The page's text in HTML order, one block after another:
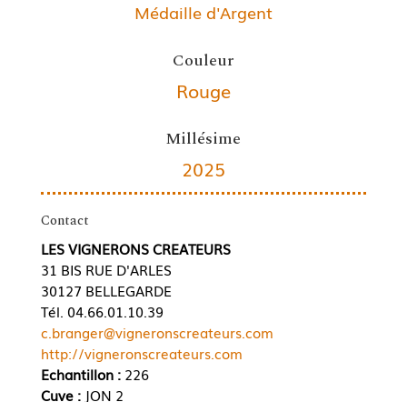
Médaille d'Argent
Couleur
Rouge
Millésime
2025
Contact
LES VIGNERONS CREATEURS
31 BIS RUE D'ARLES
30127 BELLEGARDE
Tél. 04.66.01.10.39
c.branger@vigneronscreateurs.com
http://vigneronscreateurs.com
Echantillon :226
Cuve : JON 2